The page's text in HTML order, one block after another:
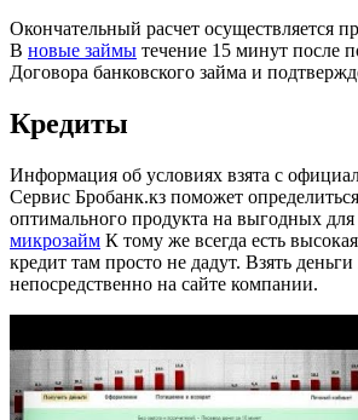
Окончательный расчет осуществляется
В новые займы течение 15 минут после
Договора банковского займа и
Кредиты
Информация об условиях взята с
Сервис Бробанк.кз поможет
оптимального продукта на выгодных для
микрозайм К тому же всегда есть
кредит там просто не дадут. Взять
непосредственно на сайте компании.